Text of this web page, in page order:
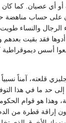
أو أي عصيان. كما
على حساب مناهضة
الرجال والنساء
فقد بقيت بعدهم
أسس ديموقراطية
قلعته، آمناً
حد ما في هذا
وهذا هو قوام
إراقة قطرة من